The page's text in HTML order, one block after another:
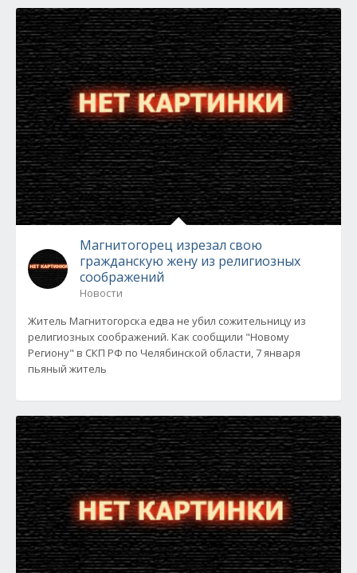
Магнитогорец изрезал свою
гражданскую жену из религиозных
соображений
Новости
Житель Магнитогорска едва не убил сожительницу из
религиозных соображений. Как сообщили "Новому
Региону" в СКП РФ по Челябинской области, 7 января
пьяный житель